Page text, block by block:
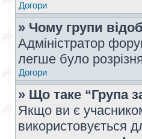
Догори
» Чому групи
Адміністратор
легше було
Догори
» Що таке “Група
Якщо ви є
використовується